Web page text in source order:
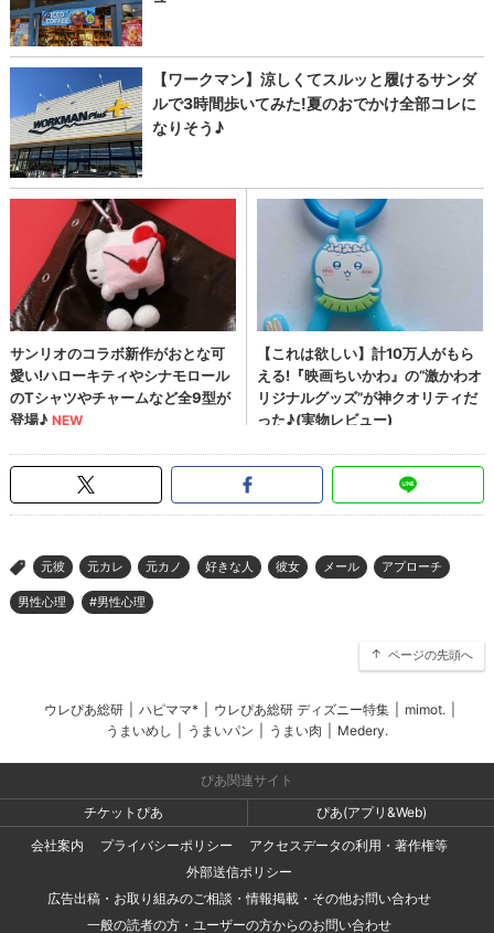
> 元彼 元カレ 元カノ 好きな人 彼女 メール アプローチ
男性心理 #男性心理
ページの先頭へ
ウレぴあ総研 ハピママ* ウレぴあ総研 ディズニー特集 mimot.
うまいめし
うまいパン うまい肉 Medery.
ぴあ関連サイト
チケットぴあ
ぴあ(アプリ&Web)
会社案内
プライバシーポリシー
アクセスデータの利用・著作権等
外部送信ポリシー
広告出稿・お取り組みのご相談・情報掲載・その他お問い合わせ
一般の読者の方・ユーザーの方からのお問い合わせ